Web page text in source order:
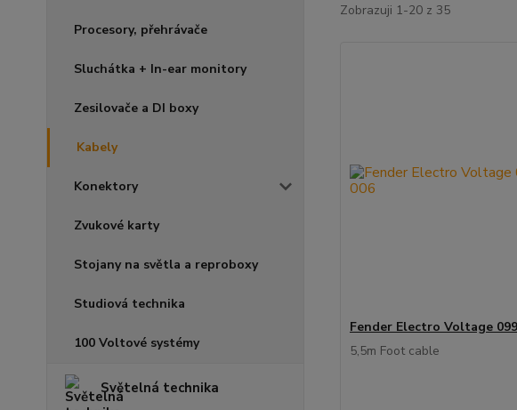
Procesory, přehrávače
Sluchátka + In-ear monitory
Zesilovače a DI boxy
Kabely
Konektory
Zvukové karty
Stojany na světla a reproboxy
Studiová technika
100 Voltové systémy
Světelná technika
Zobrazuji 1-20 z 35
Fender Electro Voltage
5,5m Foot cable